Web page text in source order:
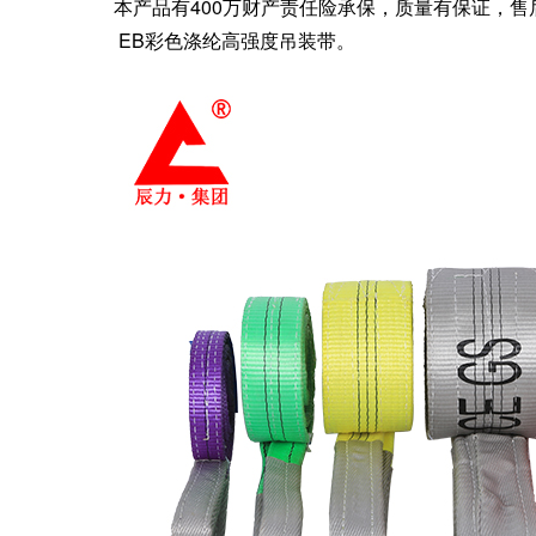
本产品有400万财产责任险承保，质量有保证，售
EB彩色涤纶高强度吊装带。